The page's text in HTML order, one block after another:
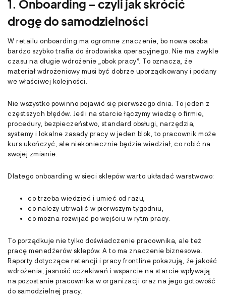
1. Onboarding – czyli jak skrócić
drogę do samodzielności
W retailu onboarding ma ogromne znaczenie, bo nowa osoba
bardzo szybko trafia do środowiska operacyjnego. Nie ma zwykle
czasu na długie wdrożenie „obok pracy”. To oznacza, że
materiał wdrożeniowy musi być dobrze uporządkowany i podany
we właściwej kolejności.
Nie wszystko powinno pojawić się pierwszego dnia. To jeden z
częstszych błędów. Jeśli na starcie łączymy wiedzę o firmie,
procedury, bezpieczeństwo, standard obsługi, narzędzia,
systemy i lokalne zasady pracy w jeden blok, to pracownik może
kurs ukończyć, ale niekoniecznie będzie wiedział, co robić na
swojej zmianie.
Dlatego onboarding w sieci sklepów warto układać warstwowo:
co trzeba wiedzieć i umieć od razu,
co należy utrwalić w pierwszym tygodniu,
co można rozwijać po wejściu w rytm pracy.
To porządkuje nie tylko doświadczenie pracownika, ale też
pracę menedżerów sklepów. A to ma znaczenie biznesowe.
Raporty dotyczące retencji i pracy frontline pokazują, że jakość
wdrożenia, jasność oczekiwań i wsparcie na starcie wpływają
na pozostanie pracownika w organizacji oraz na jego gotowość
do samodzielnej pracy.